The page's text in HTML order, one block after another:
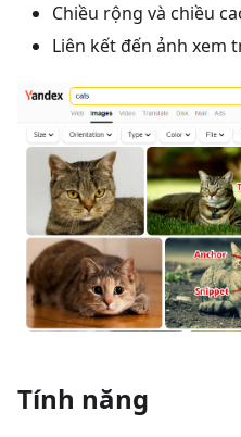
Chiều rộng và chiều
Liên kết đến ảnh xem
Tính năng